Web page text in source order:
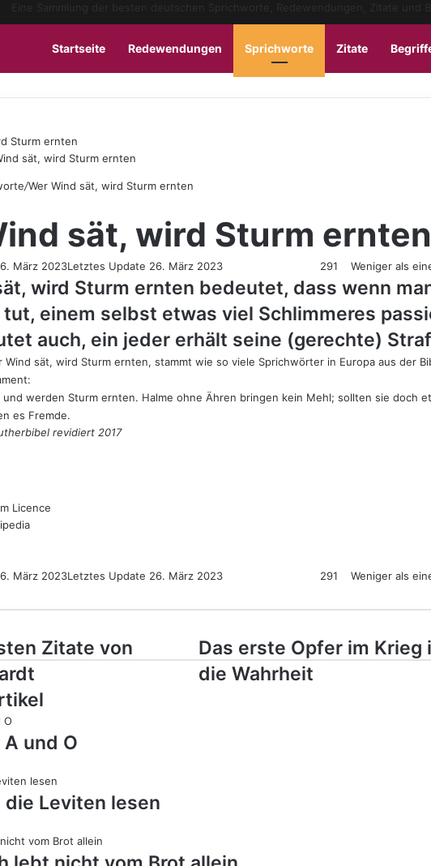
Startseite Redewendungen Sprichworte Zitate
sät, wird Sturm ernten
/Wer Wind sät, wird Sturm ernten
sät, wird Sturm ernten
März 2023Letztes Update 26. März 2023 291 Weniger als
wird Sturm ernten bedeutet, dass wenn
einem selbst etwas viel Schlimmeres
auch, ein jeder erhält seine (gerechte)
Wind sät, wird Sturm ernten, stammt wie so viele Sprichwörter in Europa aus der
und werden Sturm ernten. Halme ohne Ähren bringen kein Mehl; sollten sie doch
es Fremde.
revidiert 2017
Licence
ipedia
März 2023Letztes Update 26. März 2023 291 Weniger als
Zitate von
Das
erste
Opfer
Das erste Opfer im Krieg
die Wahrheit
und O
Leviten lesen